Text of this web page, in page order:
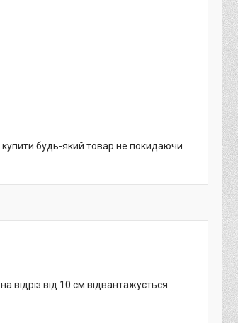
купити будь-який товар не покидаючи
відріз від 10 см відвантажується